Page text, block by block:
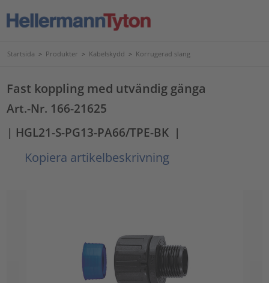
Startsida > Produkter > Kabelskydd > Korrugerad slang
Fast koppling med utvändig gänga
Art.-Nr. 166-21625
| HGL21-S-PG13-PA66/TPE-BK |
Kopiera artikelbeskrivning